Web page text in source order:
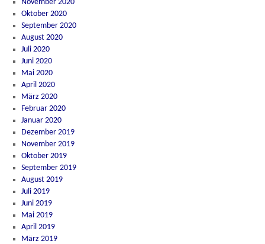
November 2020
Oktober 2020
September 2020
August 2020
Juli 2020
Juni 2020
Mai 2020
April 2020
März 2020
Februar 2020
Januar 2020
Dezember 2019
November 2019
Oktober 2019
September 2019
August 2019
Juli 2019
Juni 2019
Mai 2019
April 2019
März 2019